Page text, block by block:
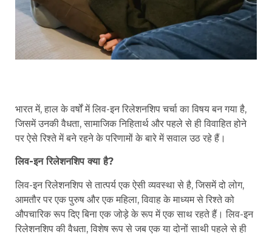
भारत में, हाल के वर्षों में लिव-इन रिलेशनशिप चर्चा का विषय बन गया है,
जिसमें उनकी वैधता, सामाजिक निहितार्थ और पहले से ही विवाहित होने
पर ऐसे रिश्ते में बने रहने के परिणामों के बारे में सवाल उठ रहे हैं।
लिव-इन रिलेशनशिप क्या है?
लिव-इन रिलेशनशिप से तात्पर्य एक ऐसी व्यवस्था से है, जिसमें दो लोग,
आमतौर पर एक पुरुष और एक महिला, विवाह के माध्यम से रिश्ते को
औपचारिक रूप दिए बिना एक जोड़े के रूप में एक साथ रहते हैं। लिव-इन
रिलेशनशिप की वैधता, विशेष रूप से जब एक या दोनों साथी पहले से ही